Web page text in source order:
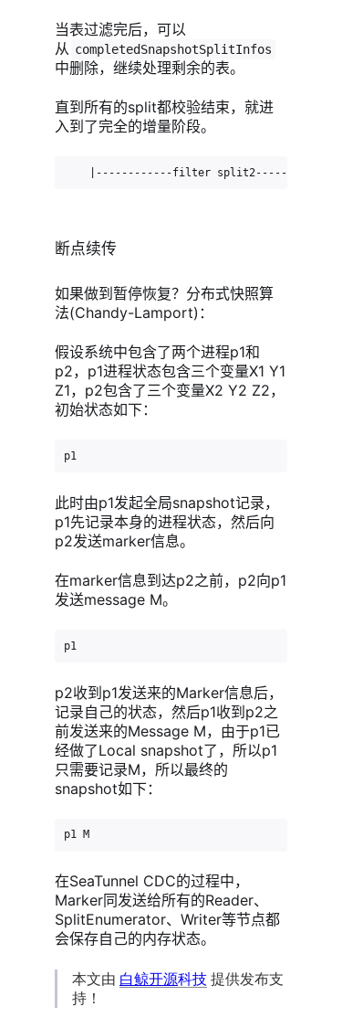
当表过滤完后，可以
从 completedSnapshotSplitInfos
中删除，继续处理剩余的表。
直到所有的split都校验结束，就进
入到了完全的增量阶段。
|------------filter
断点续传
如果做到暂停恢复？分布式快照算
法(Chandy-Lamport)：
假设系统中包含了两个进程p1和
p2，p1进程状态包含三个变量X1 Y1
Z1，p2包含了三个变量X2 Y2 Z2，
初始状态如下：
p1
此时由p1发起全局snapshot记录，
p1先记录本身的进程状态，然后向
p2发送marker信息。
在marker信息到达p2之前，p2向p1
发送message M。
p1                                  p2X1:0
p2收到p1发送来的Marker信息后，
记录自己的状态，然后p1收到p2之
前发送来的Message M，由于p1已
经做了Local snapshot了，所以p1
只需要记录M，所以最终的
snapshot如下：
p1 M
在SeaTunnel CDC的过程中，
Marker同发送给所有的Reader、
SplitEnumerator、Writer等节点都
会保存自己的内存状态。
本文由 白鲸开源科技 提供发布支
持！